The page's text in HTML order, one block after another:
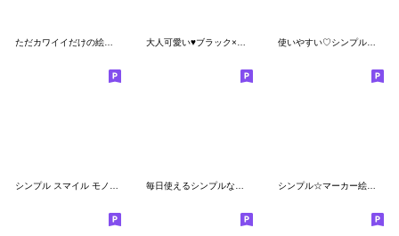
使いやすい♡シンプル絵文字(1)
シンプル スマイル モノトーン絵文字 毎日使えるシンプルな絵文字♪ シンプル☆マーカー絵文字